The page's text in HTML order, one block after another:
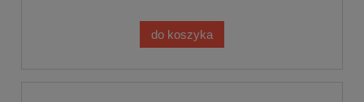
do koszyka